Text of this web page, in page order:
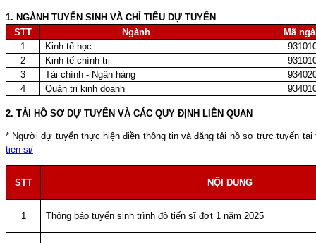
1. NGÀNH TUYỂN SINH VÀ CHỈ TIÊU DỰ TUYỂN
STT
Ngành
Mã
1
Kinh tế học
2
Kinh tế chính trị
3
Tài chính - Ngân hàng
4
Quản trị kinh doanh
2. TẢI HỒ SƠ DỰ TUYỂN VÀ CÁC QUY ĐỊNH LIÊN QUAN
* Người dự tuyển thực hiện điền thông tin và đăng tải hồ sơ trực tuyến
tien-si/
STT NỘI DUNG
1 Thông báo tuyển sinh trình độ tiến sĩ đợt 1 năm 2025